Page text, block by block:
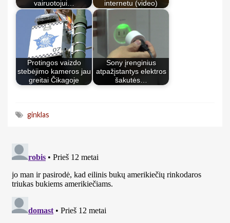
vairuotojui… internetu (video)
Protingos vaizdo
stebėjimo kameros jau
greitai Čikagoje
Sony įrenginius
atpažįstantys elektros
šakutės…
ginklas